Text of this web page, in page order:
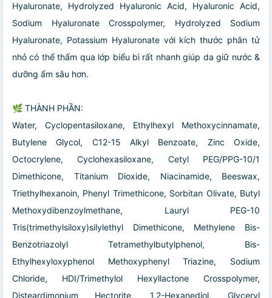
Hyaluronate, Hydrolyzed Hyaluronic Acid, Hyaluronic Acid,
Sodium Hyaluronate Crosspolymer, Hydrolyzed Sodium
Hyaluronate, Potassium Hyaluronate với kích thước phân tử
nhỏ có thể thấm qua lớp biểu bì rất nhanh giúp da giữ nước &
dưỡng ẩm sâu hơn.
🌿 THÀNH PHẦN:
Water, Cyclopentasiloxane, Ethylhexyl Methoxycinnamate,
Butylene Glycol, C12-15 Alkyl Benzoate, Zinc Oxide,
Octocrylene, Cyclohexasiloxane, Cetyl PEG/PPG-10/1
Dimethicone, Titanium Dioxide, Niacinamide, Beeswax,
Triethylhexanoin, Phenyl Trimethicone, Sorbitan Olivate, Butyl
Methoxydibenzoylmethane, Lauryl PEG-10
Tris(trimethylsiloxy)silylethyl Dimethicone, Methylene Bis-
Benzotriazolyl Tetramethylbutylphenol, Bis-
Ethylhexyloxyphenol Methoxyphenyl Triazine, Sodium
Chloride, HDI/Trimethylol Hexyllactone Crosspolymer,
Disteardimonium Hectorite, 1,2-Hexanediol, Glyceryl